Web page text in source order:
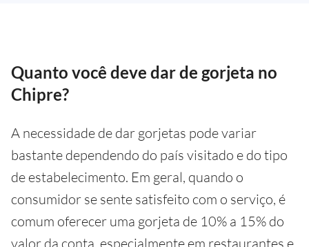
Quanto você deve dar de gorjeta no
Chipre?
A necessidade de dar gorjetas pode variar
bastante dependendo do país visitado e do tipo
de estabelecimento. Em geral, quando o
consumidor se sente satisfeito com o serviço, é
comum oferecer uma gorjeta de 10% a 15% do
valor da conta, especialmente em restaurantes e